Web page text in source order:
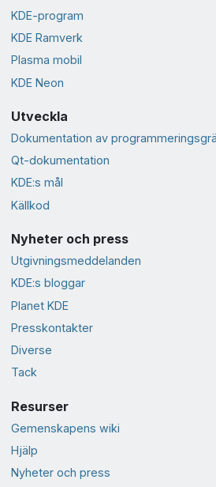
KDE-program
KDE Ramverk
Plasma mobil
KDE Neon
Utveckla
Dokumentation av
Qt-dokumentation
KDE:s mål
Källkod
Nyheter och press
Utgivningsmeddelanden
KDE:s bloggar
Planet KDE
Presskontakter
Diverse
Tack
Resurser
Gemenskapens wiki
Hjälp
Nyheter och press